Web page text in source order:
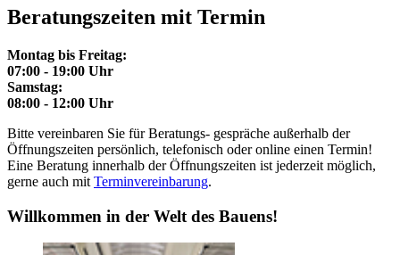
Beratungszeiten mit Termin
Montag bis Freitag:
07:00 - 19:00 Uhr
Samstag:
08:00 - 12:00 Uhr
Bitte vereinbaren Sie für Beratungs- gespräche außerhalb der
Öffnungszeiten persönlich, telefonisch oder online einen Termin!
Eine Beratung innerhalb der Öffnungszeiten ist jederzeit möglich,
gerne auch mit Terminvereinbarung.
Willkommen in der Welt des Bauens!